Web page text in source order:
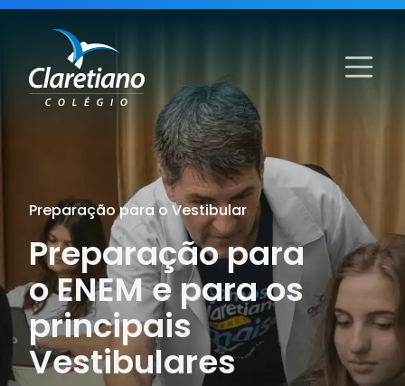
Preparação para o Vestibular
Preparação para
o ENEM e para os
principais
Vestibulares